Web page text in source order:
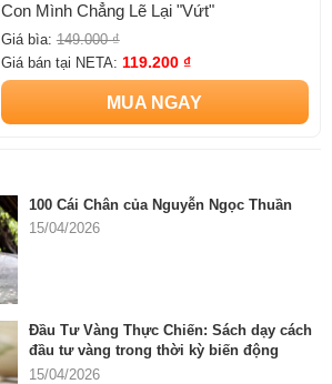
Con Mình Chẳng Lẽ Lại "Vứt"
Giá bìa:149.000 ₫
Giá bán tại NETA: 119.200 ₫
MUA NGAY
100 Cái Chân của Nguyễn Ngọc Thuần
15/04/2026
Đầu Tư Vàng Thực Chiến: Sách dạy cách
đầu tư vàng trong thời kỳ biến động
15/04/2026